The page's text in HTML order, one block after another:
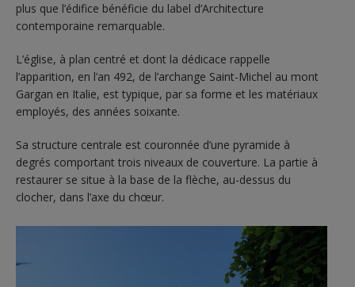
plus que l’édifice bénéficie du label d’Architecture
contemporaine remarquable.
L’église, à plan centré et dont la dédicace rappelle
l’apparition, en l’an 492, de l’archange Saint-Michel au mont
Gargan en Italie, est typique, par sa forme et les matériaux
employés, des années soixante.
Sa structure centrale est couronnée d’une pyramide à
degrés comportant trois niveaux de couverture. La partie à
restaurer se situe à la base de la flèche, au-dessus du
clocher, dans l’axe du chœur.